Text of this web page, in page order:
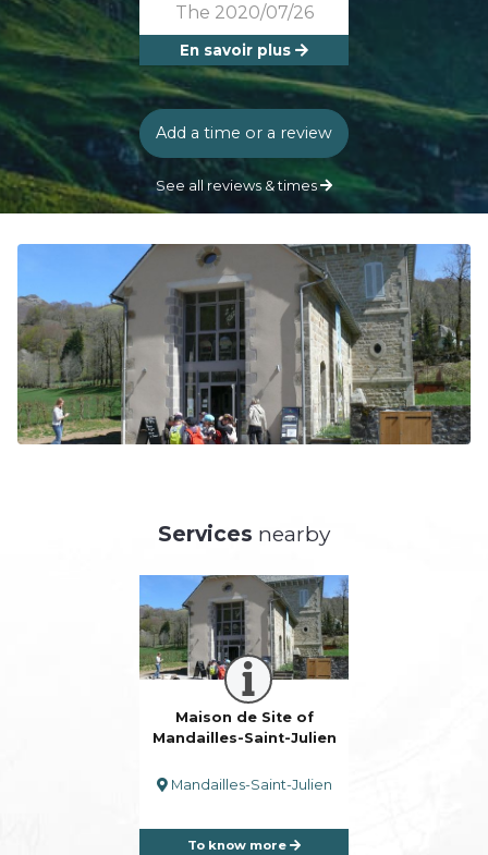
The 2020/07/26
En savoir plus
Add a time or a review
See all reviews & times
Services nearby
Maison de Site of
Mandailles-Saint-Julien
Mandailles-Saint-Julien
To know more